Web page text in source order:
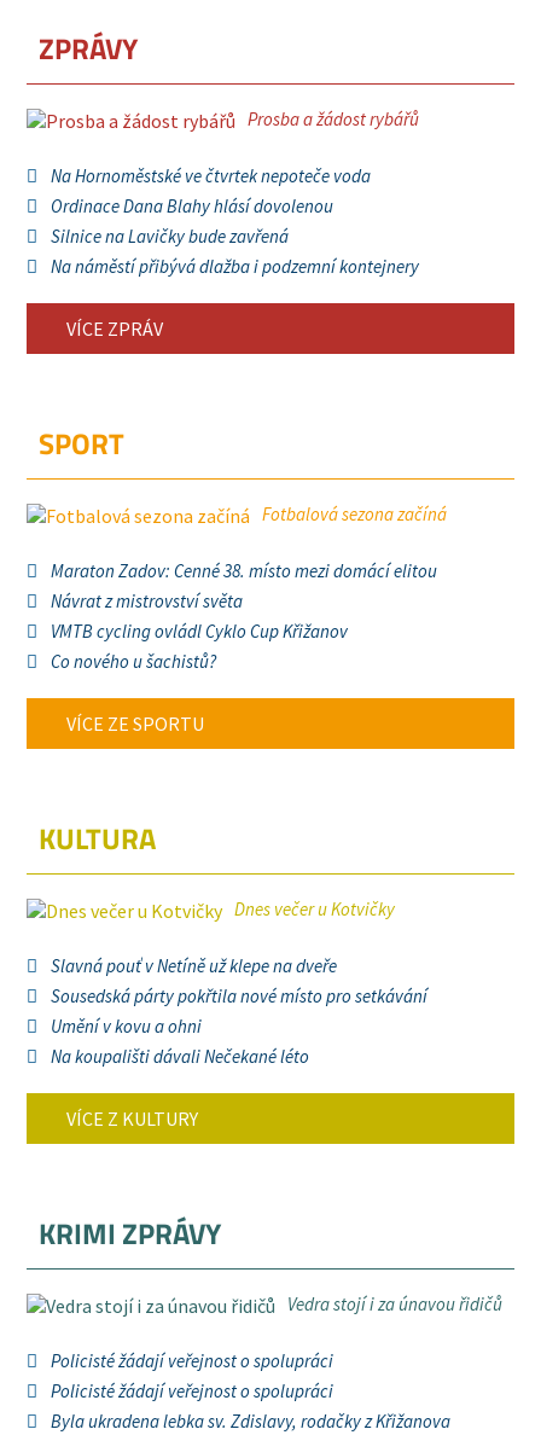
ZPRÁVY
Prosba a žádost rybářů
Na Hornoměstské ve čtvrtek nepoteče voda
Ordinace Dana Blahy hlásí dovolenou
Silnice na Lavičky bude zavřená
Na náměstí přibývá dlažba i podzemní kontejnery
VÍCE ZPRÁV
SPORT
Fotbalová sezona začíná
Maraton Zadov: Cenné 38. místo mezi domácí elitou
Návrat z mistrovství světa
VMTB cycling ovládl Cyklo Cup Křižanov
Co nového u šachistů?
VÍCE ZE SPORTU
KULTURA
Dnes večer u Kotvičky
Slavná pouť v Netíně už klepe na dveře
Sousedská párty pokřtila nové místo pro setkávání
Umění v kovu a ohni
Na koupališti dávali Nečekané léto
VÍCE Z KULTURY
KRIMI ZPRÁVY
Vedra stojí i za únavou řidičů
Policisté žádají veřejnost o spolupráci
Policisté žádají veřejnost o spolupráci
Byla ukradena lebka sv. Zdislavy, rodačky z Křižanova